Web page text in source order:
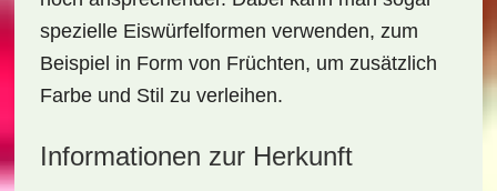
spezielle Eiswürfelformen verwenden, zum
Beispiel in Form von Früchten, um zusätzlich
Farbe und Stil zu verleihen.
Informationen zur Herkunft